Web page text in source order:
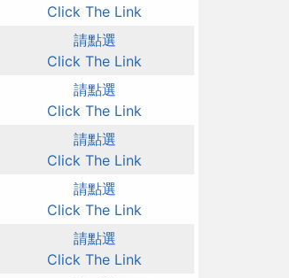
Click The Link
請點選
Click The Link
請點選
Click The Link
請點選
Click The Link
請點選
Click The Link
請點選
Click The Link